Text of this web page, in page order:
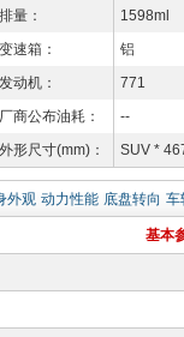
排量：
1598ml
变速箱：
铝
发动机：
771
厂商公布油耗：
--
外形尺寸(mm)：
SUV *
外观 动力性能 底盘转向 车
基本